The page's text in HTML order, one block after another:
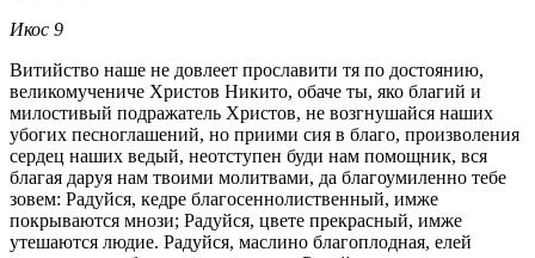
Икос 9
Витийство наше не довлеет прославити тя по достоянию,
великомучениче Христов Никито, обаче ты, яко благий и
милостивый подражатель Христов, не возгнушайся наших
убогих песноглашений, но приими сия в благо, произволения
сердец наших ведый, неотступен буди нам помощник, вся
благая даруя нам твоими молитвами, да благоумиленно тебе
зовем: Радуйся, кедре благосеннолиственный, имже
покрываются мнози; Радуйся, цвете прекрасный, имже
утешаются людие. Радуйся, маслино благоплодная, елей